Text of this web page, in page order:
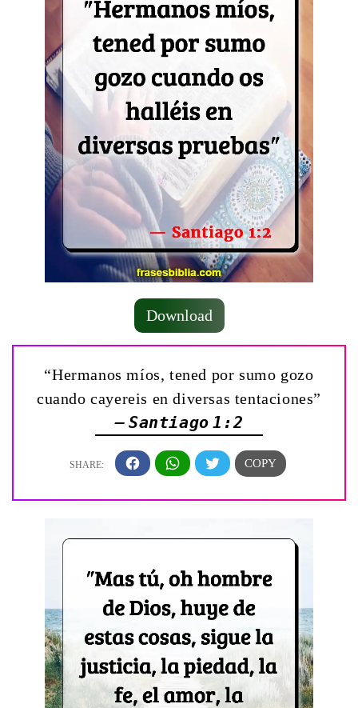
Download
“Hermanos míos, tened por sumo gozo
cuando cayereis en diversas tentaciones”
— Santiago 1:2